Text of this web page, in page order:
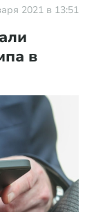
2021 в 13:51
в